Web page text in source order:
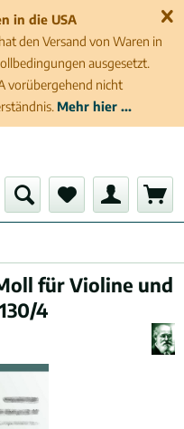
in die USA
den Versand von Waren in
ausgesetzt.
vorübergehend nicht
Mehr hier ...
für Violine und
4